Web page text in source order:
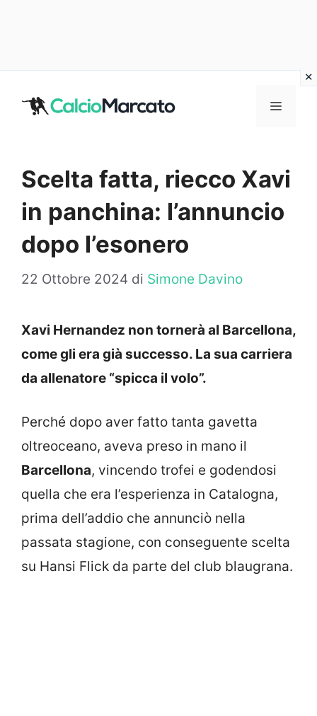
MENU
Scelta fatta, riecco Xavi
in panchina: l’annuncio
dopo l’esonero
22 Ottobre 2024 di Simone Davino
Xavi Hernandez non tornerà al Barcellona,
come gli era già successo. La sua carriera
da allenatore “spicca il volo”.
Perché dopo aver fatto tanta gavetta
oltreoceano, aveva preso in mano il
Barcellona, vincendo trofei e godendosi
quella che era l’esperienza in Catalogna,
prima dell’addio che annunciò nella
passata stagione, con conseguente scelta
su Hansi Flick da parte del club blaugrana.